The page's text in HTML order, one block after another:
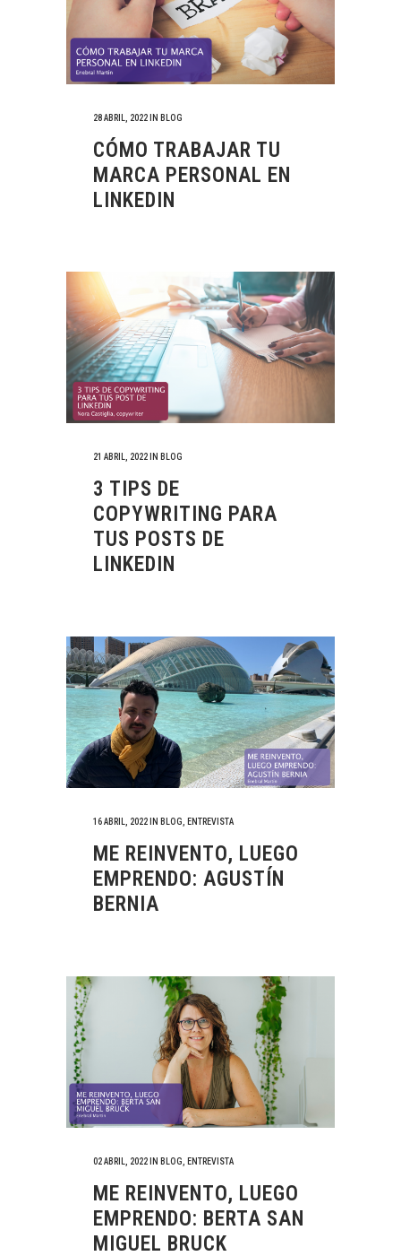
28 ABRIL, 2022 IN BLOG
CÓMO TRABAJAR TU
MARCA PERSONAL EN
LINKEDIN
21 ABRIL, 2022 IN BLOG
3 TIPS DE
COPYWRITING PARA
TUS POSTS DE
LINKEDIN
16 ABRIL, 2022 IN BLOG ENTREVISTA
ME REINVENTO, LUEGO
EMPRENDO: AGUSTÍN
BERNIA
02 ABRIL, 2022 IN BLOG ENTREVISTA
ME REINVENTO, LUEGO
EMPRENDO: BERTA SAN
MIGUEL BRUCK